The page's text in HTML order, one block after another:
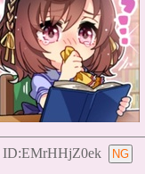
ID:EMrHHjZ0ek